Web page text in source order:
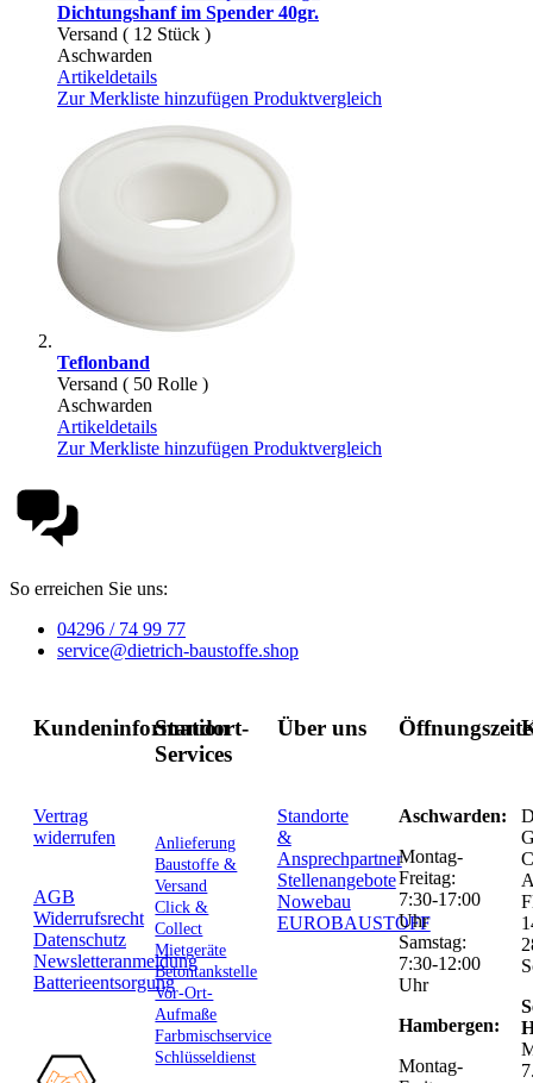
Dichtungshanf im Spender 40gr.
Versand ( 12 Stück )
Aschwarden
Artikeldetails
Zur Merkliste hinzufügen Produktvergleich
Teflonband
Versand ( 50 Rolle )
Aschwarden
Artikeldetails
Zur Merkliste hinzufügen Produktvergleich
So erreichen Sie uns:
04296 / 74 99 77
service@dietrich-baustoffe.shop
Kundeninformation
Vertrag
widerrufen
AGB
Widerrufsrecht
Datenschutz
Newsletteranmeldung
Batterieentsorgung
Standort-
Services
Anlieferung
Baustoffe &
Versand
Click &
Collect
Mietgeräte
Betontankstelle
Vor-Ort-
Aufmaße
Farbmischservice
Schlüsseldienst
Über uns
Standorte
&
Ansprechpartner
Stellenangebote
Nowebau
EUROBAUSTOFF
Aschwarden:
Montag-
Freitag:
7:30-17:00
Uhr
Samstag:
7:30-12:00
Uhr
Hambergen:
Montag-